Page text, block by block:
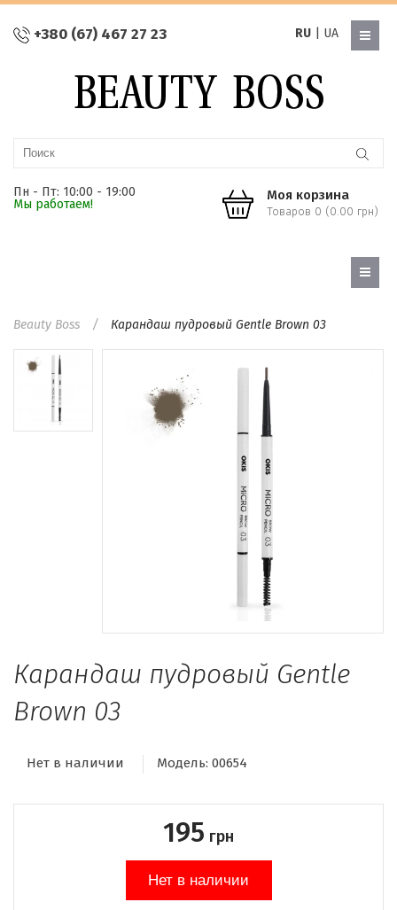
+380 (67) 467 27 23 RU| UA
Пн - Пт: 10:00 - 19:00
Мы работаем!
Моя корзина
Товаров 0 (0.00 грн)
Beauty Boss Карандаш пудровый Gentle Brown 03
Карандаш пудровый Gentle
Brown 03
Нет в наличии Модель: 00654
195 грн
Нет в наличии